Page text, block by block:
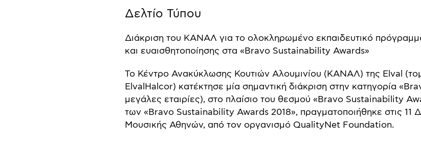
Δελτίο Τύπου
Διάκριση του ΚΑΝΑΛ για το ολοκληρωμένο εκπαιδευτικό
και ευαισθητοποίησης στα «Bravo Sustainability Awards»
To Κέντρο Ανακύκλωσης Κουτιών Αλουμινίου (ΚΑΝΑΛ) της Elval
ElvalHalcor) κατέκτησε μία σημαντική διάκριση στην κατηγορία
μεγάλες εταιρίες), στο πλαίσιο του θεσμού «Bravo Sustainability
των «Bravo Sustainability Awards 2018», πραγματοποιήθηκε στις 11
Μουσικής Αθηνών, από τον οργανισμό QualityNet Foundation.